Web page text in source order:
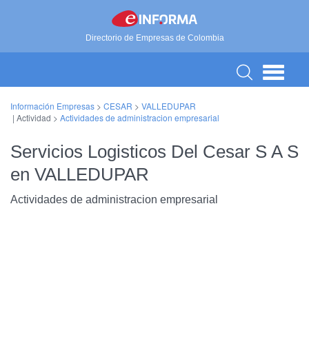
Directorio de Empresas de Colombia
Información Empresas > CESAR > VALLEDUPAR
| Actividad > Actividades de administracion empresarial
Servicios Logisticos Del Cesar S A S
en VALLEDUPAR
Actividades de administracion empresarial